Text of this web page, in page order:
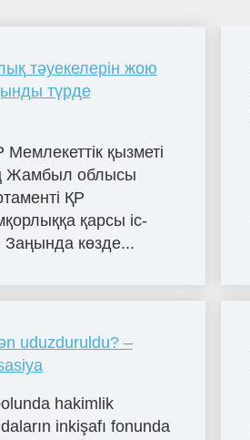
тәуекелерін жою
түрде
қызметі
Жамбыл облысы
ҚР
қарсы іс-
көзде...
uduzduruldu? –
hakimlik
inkişafı fonunda